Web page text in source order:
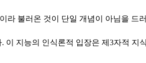
라 불러온 것이 단일 개념이 아님을
이 지능의 인식론적 입장은 제3자적